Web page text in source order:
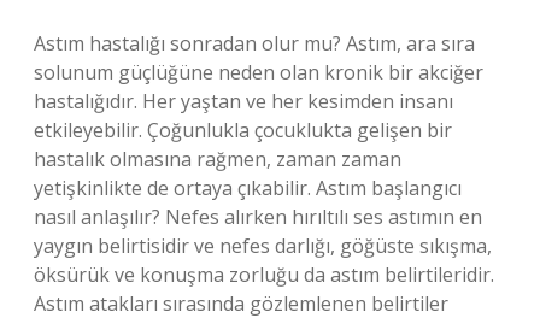
Astım hastalığı sonradan olur mu? Astım, ara sıra
solunum güçlüğüne neden olan kronik bir akciğer
hastalığıdır. Her yaştan ve her kesimden insanı
etkileyebilir. Çoğunlukla çocuklukta gelişen bir
hastalık olmasına rağmen, zaman zaman
yetişkinlikte de ortaya çıkabilir. Astım başlangıcı
nasıl anlaşılır? Nefes alırken hırıltılı ses astımın en
yaygın belirtisidir ve nefes darlığı, göğüste sıkışma,
öksürük ve konuşma zorluğu da astım belirtileridir.
Astım atakları sırasında gözlemlenen belirtiler